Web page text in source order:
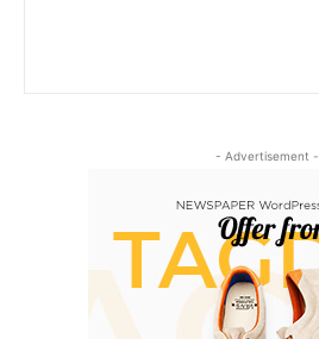
- Advertisement -